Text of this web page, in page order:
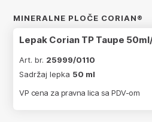
MINERALNE PLOČE CORIAN®
Lepak Corian TP Taupe
Art. br. 25999/0110
Sadržaj lepka 50 ml
VP cena za pravna lica sa PDV-om